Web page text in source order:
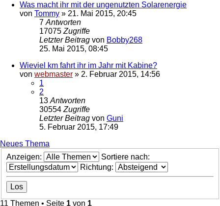
Was macht ihr mit der ungenutzten Solarenergie
von Tommy » 21. Mai 2015, 20:45
7 Antworten
17075 Zugriffe
Letzter Beitrag von Bobby268
25. Mai 2015, 08:45
Wieviel km fahrt ihr im Jahr mit Kabine?
von webmaster » 2. Februar 2015, 14:56
1
2
13 Antworten
30554 Zugriffe
Letzter Beitrag von Guni
5. Februar 2015, 17:49
Neues Thema
Anzeigen:
Sortiere nach:
Richtung:
11 Themen • Seite 1 von 1